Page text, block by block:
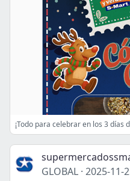
¡Todo para celebrar en los 3 días
GLOBAL · 2025-11-